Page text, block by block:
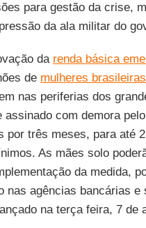
para gestão da crise,
da ala militar do
da renda básica
de mulheres brasileiras
nas periferias dos
com demora
por três meses, para até
As mães solo
da medida,
nas agências bancárias
na terça feira, 7 de